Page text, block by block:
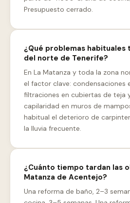
Presupuesto cerrado.
¿Qué problemas habituales
del norte de Tenerife?
En La Matanza y toda la zona
el factor clave: condensaciones
filtraciones en cubiertas de teja
capilaridad en muros de
habitual el deterioro de
la lluvia frecuente.
¿Cuánto tiempo tardan las
Matanza de Acentejo?
Una reforma de baño, 2–3